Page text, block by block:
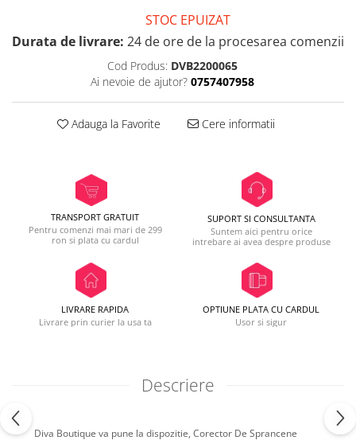
STOC EPUIZAT
Durata de livrare: 24 de ore de la procesarea comenzii
Cod Produs: DVB2200065
Ai nevoie de ajutor? 0757407958
Adauga la Favorite Cere informatii
TRANSPORT GRATUIT
Pentru comenzi mai mari de 299
ron si plata cu cardul
SUPORT SI CONSULTANTA
Suntem aici pentru orice
intrebare ai avea despre produse
LIVRARE RAPIDA
Livrare prin curier la usa ta
OPTIUNE PLATA CU CARDUL
Usor si sigur
Descriere
Diva Boutique va pune la dispozitie, Corector De Sprancene